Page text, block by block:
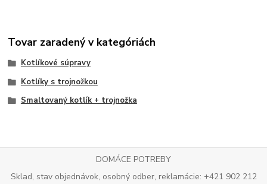
Tovar zaradený v kategóriách
Kotlíkové súpravy
Kotlíky s trojnožkou
Smaltovaný kotlík + trojnožka
DOMÁCE POTREBY
Sklad, stav objednávok, osobný odber, reklamácie: +421 902 212